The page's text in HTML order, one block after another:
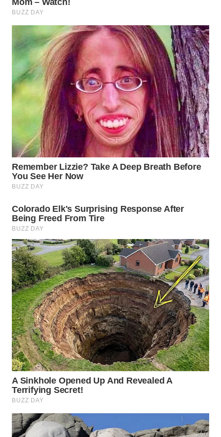
WN
DANAU
TOBA
WN
NIAS
WN
LANGKAT
WN
TAPANULI
SELATAN
WN
LESUNG
WN
KARO
WN
SIMALUNGUN
WN
LABUHANBATU
WN
TAPANULI
TENGAH
WN DELI
SERDANG
WN